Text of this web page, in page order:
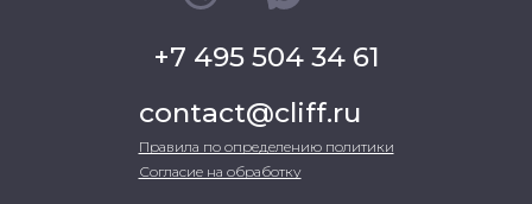
+7 495 504 34 61
contact@cliff.ru
Правила по определению политики
Согласие на обработку